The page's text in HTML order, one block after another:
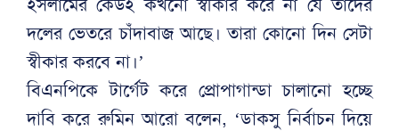
দলের ভেতরে চাঁদাবাজ আছে। তারা কোনো দিন সেটা
স্বীকার করবে না।’
বিএনপিকে টার্গেট করে প্রোপাগান্ডা চালানো হচ্ছে
দাবি করে রুমিন আরো বলেন, ‘ডাকসু নির্বাচন দিয়ে